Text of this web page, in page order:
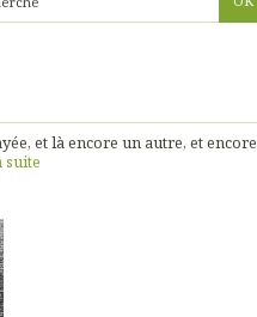
et là encore un autre, et encore
suite